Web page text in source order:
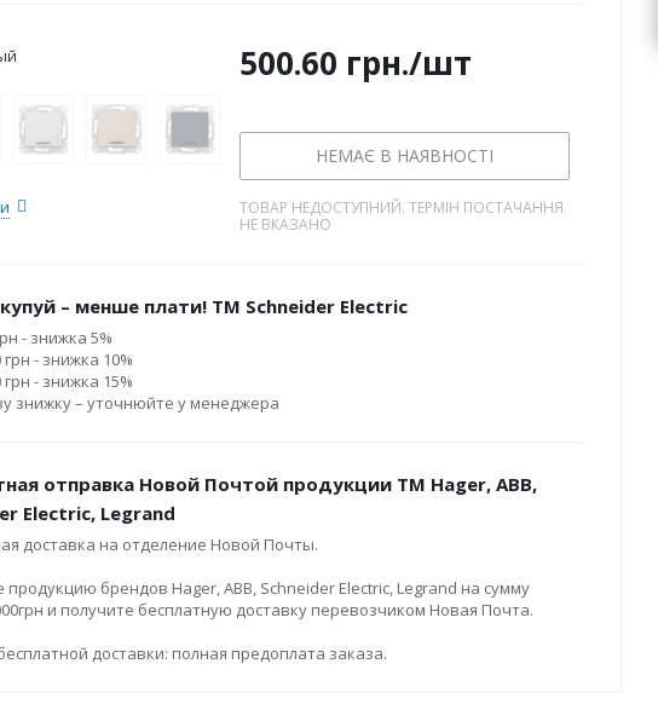
500.60 грн./шт
НЕМАЄ В НАЯВНОСТІ
ТОВАР НЕДОСТУПНИЙ. ТЕРМІН ПОСТАЧАННЯ
НЕ ВКАЗАНО
– менше плати! ТМ Schneider Electric
- знижка 5%
грн - знижка 10%
грн - знижка 15%
знижку – уточнюйте у менеджера
отправка Новой Почтой продукции ТМ Hager, ABB,
Electric, Legrand
доставка на отделение Новой Почты.
продукцию брендов Hager, ABB, Schneider Electric, Legrand на сумму
и получите бесплатную доставку перевозчиком Новая Почта.
доставки: полная предоплата заказа.